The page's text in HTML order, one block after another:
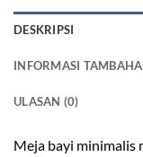
DESKRIPSI
INFORMASI
ULASAN (0)
Meja bayi minimalis